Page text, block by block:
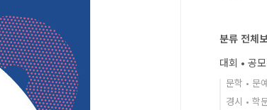
분류 전체
대회 • 공
문학 • 문
경시 • 학